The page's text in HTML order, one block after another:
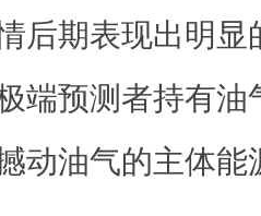
后期表现出明显
端预测者持有
动油气的主体能